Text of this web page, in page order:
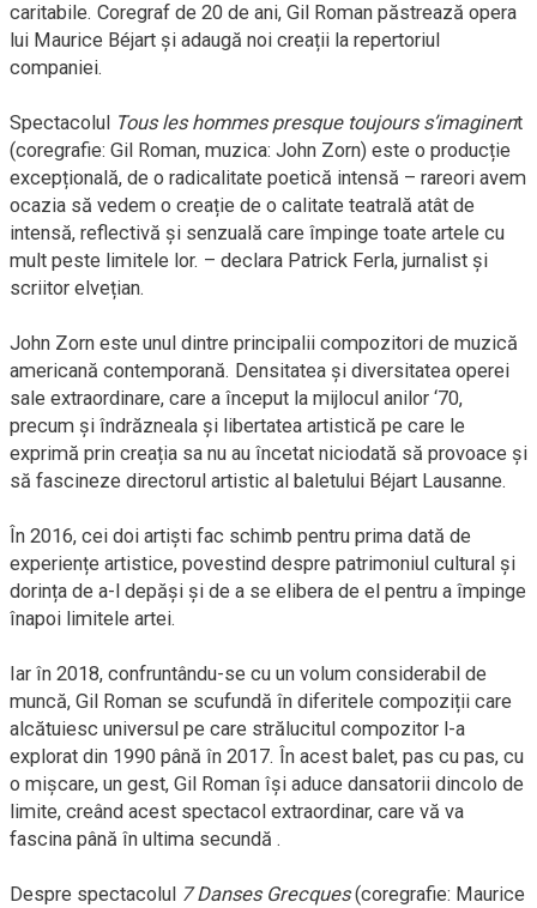
caritabile. Coregraf de 20 de ani, Gil Roman păstrează opera
lui Maurice Béjart și adaugă noi creații la repertoriul
companiei.
Spectacolul Tous les hommes presque toujours s’imaginent
(coregrafie: Gil Roman, muzica: John Zorn) este o producție
excepțională, de o radicalitate poetică intensă – rareori avem
ocazia să vedem o creație de o calitate teatrală atât de
intensă, reflectivă și senzuală care împinge toate artele cu
mult peste limitele lor. – declara Patrick Ferla, jurnalist și
scriitor elvețian.
John Zorn este unul dintre principalii compozitori de muzică
americană contemporană. Densitatea și diversitatea operei
sale extraordinare, care a început la mijlocul anilor ‘70,
precum și îndrăzneala și libertatea artistică pe care le
exprimă prin creația sa nu au încetat niciodată să provoace și
să fascineze directorul artistic al baletului Béjart Lausanne.
În 2016, cei doi artiști fac schimb pentru prima dată de
experiențe artistice, povestind despre patrimoniul cultural și
dorința de a-l depăși și de a se elibera de el pentru a împinge
înapoi limitele artei.
Iar în 2018, confruntându-se cu un volum considerabil de
muncă, Gil Roman se scufundă în diferitele compoziții care
alcătuiesc universul pe care strălucitul compozitor l-a
explorat din 1990 până în 2017. În acest balet, pas cu pas, cu
o mișcare, un gest, Gil Roman își aduce dansatorii dincolo de
limite, creând acest spectacol extraordinar, care vă va
fascina până în ultima secundă .
Despre spectacolul 7 Danses Grecques(coregrafie: Maurice